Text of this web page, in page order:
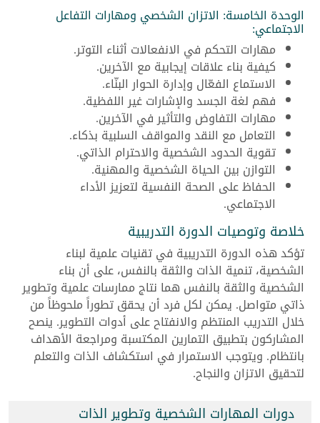
الوحدة الخامسة: الاتزان الشخصي ومهارات التفاعل
الاجتماعي:
مهارات التحكم في الانفعالات أثناء التوتر.
كيفية بناء علاقات إيجابية مع الآخرين.
الاستماع الفعّال وإدارة الحوار البنّاء.
فهم لغة الجسد والإشارات غير اللفظية.
مهارات التفاوض والتأثير في الآخرين.
التعامل مع النقد والمواقف السلبية بذكاء.
تقوية الحدود الشخصية والاحترام الذاتي.
التوازن بين الحياة الشخصية والمهنية.
الحفاظ على الصحة النفسية لتعزيز الأداء
الاجتماعي.
خلاصة وتوصيات الدورة التدريبية
تؤكد هذه الدورة التدريبية في تقنيات علمية لبناء
الشخصية، تنمية الذات والثقة بالنفس، على أن بناء
الشخصية والثقة بالنفس هما نتاج ممارسات علمية وتطوير
ذاتي متواصل. يمكن لكل فرد أن يحقق تطوراً ملحوظاً من
خلال التدريب المنتظم والانفتاح على أدوات التطوير. ينصح
المشاركون بتطبيق التمارين المكتسبة ومراجعة الأهداف
بانتظام. ويتوجب الاستمرار في استكشاف الذات والتعلم
لتحقيق الاتزان والنجاح.
دورات المهارات الشخصية وتطوير الذات